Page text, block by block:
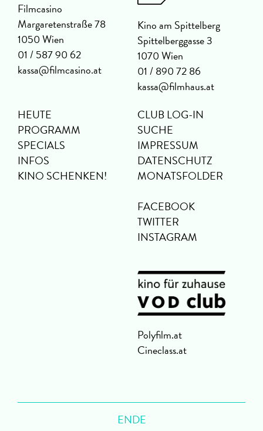
Filmcasino
Margaretenstraße 78
1050 Wien
01 / 587 90 62
kassa@filmcasino.at
Kino am Spittelberg
Spittelberggasse 3
1070 Wien
01 / 890 72 86
kassa@filmhaus.at
HEUTE
PROGRAMM
SPECIALS
INFOS
KINO SCHENKEN!
CLUB LOG-IN
SUCHE
IMPRESSUM
DATENSCHUTZ
MONATSFOLDER
FACEBOOK
TWITTER
INSTAGRAM
Polyfilm.at
Cineclass.at
ENDE